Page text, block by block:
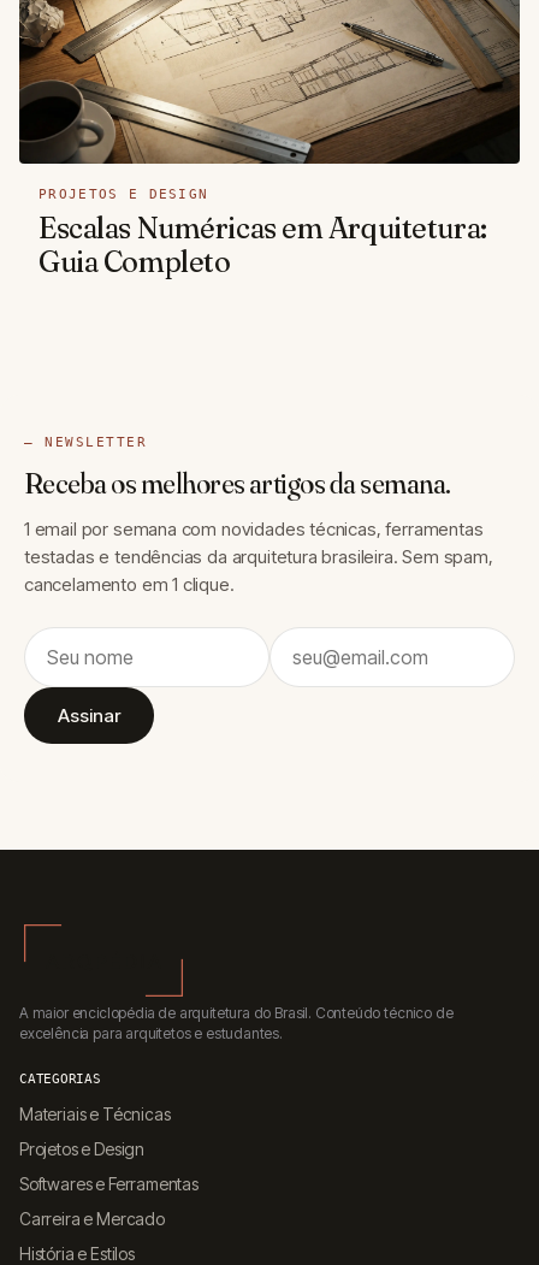
PROJETOS E DESIGN
Escalas Numéricas em Arquitetura:
Guia Completo
— NEWSLETTER
Receba os melhores artigos da semana.
1 email por semana com novidades técnicas, ferramentas
testadas e tendências da arquitetura brasileira. Sem spam,
cancelamento em 1 clique.
Assinar
A maior enciclopédia de arquitetura do Brasil. Conteúdo técnico de
excelência para arquitetos e estudantes.
CATEGORIAS
Materiais e Técnicas
Projetos e Design
Softwares e Ferramentas
Carreira e Mercado
História e Estilos